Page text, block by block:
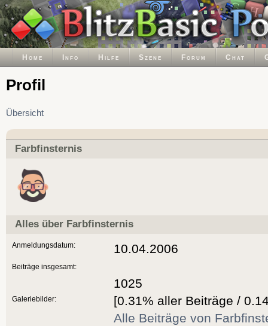
Home Info Hilfe Szene Forum Chat
Profil
Übersicht
Farbfinsternis
Alles über Farbfinsternis
Anmeldungsdatum:
Beiträge insgesamt:
Galeriebilder:
10.04.2006
1025
[0.31% aller Beiträge /
Alle Beiträge von